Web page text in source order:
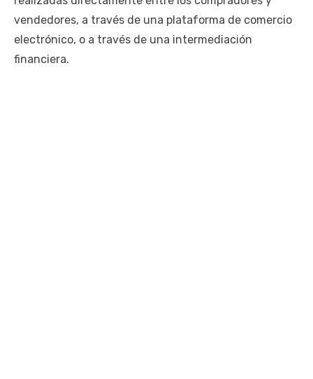
vendedores, a través de una plataforma de comercio
electrónico, o a través de una intermediación
financiera.